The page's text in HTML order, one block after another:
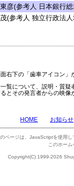
彦(参考人 日本銀行総
(参考人 独立行政法
面右下の「歯車アイコン
一覧について、説明・質
とその発言者からの映像
HOME お知らせ
のページは、JavaScriptを使用
このホー
Copyright(C) 1999-2026